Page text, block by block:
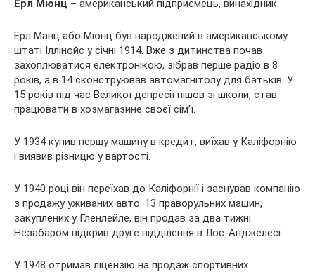
Ерл Мюнц – американський підприємець, винахідник.
Ерл Манц або Мюнц був народжений в американському
штаті Іллінойс у січні 1914. Вже з дитинства почав
захоплюватися електронікою, зібрав перше радіо в 8
років, а в 14 сконструював автомагнітолу для батьків. У
15 років під час Великої депресії пішов зі школи, став
працювати в хозмагазине своєї сім’ї.
У 1934 купив першу машину в кредит, виїхав у Каліфорнію
і виявив різницю у вартості.
У 1940 році він переїхав до Каліфорнії і заснував компанію
з продажу уживаних авто. 13 праворульних машин,
закуплених у Гленлейле, він продав за два тижні.
Незабаром відкрив друге відділення в Лос-Анджелесі.
У 1948 отримав ліцензію на продаж спортивних